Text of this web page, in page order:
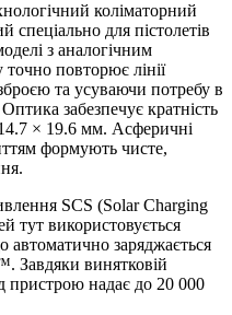
коліматорний
спеціально для пістолетів
з аналогічним
повторює лінії
та усуваючи потребу в
забезпечує кратність
× 19.6 мм. Асферичні
формують чисте,
SCS (Solar Charging
тут використовується
автоматично заряджається
Завдяки винятковій
пристрою надає до 20 000